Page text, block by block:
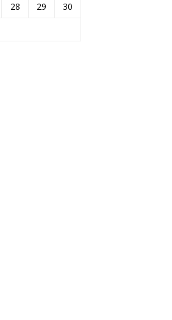
28 29
30